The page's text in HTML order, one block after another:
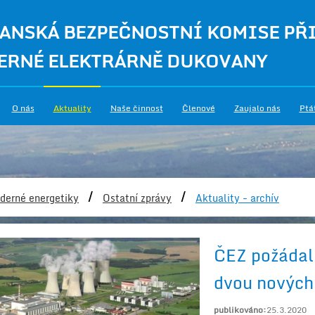
BEZPEČNOSTNÍ KOMISE
ELEKTRÁRNĚ DUKOVANY
O nás Aktuality Naše činnost Členové Zaujalo nás
energetiky / Ostatní zprávy / Aktuality - archív
ČEZ
dvou
publikováno:25.3.2020